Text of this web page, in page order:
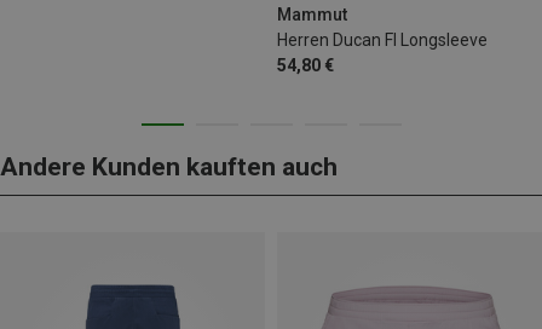
Mammut
Herren Ducan Fl Longsleeve
54,80 €
Andere Kunden kauften auch